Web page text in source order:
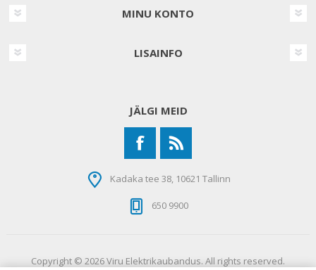
MINU KONTO
LISAINFO
JÄLGI MEID
Kadaka tee 38, 10621 Tallinn
650 9900
Copyright © 2026 Viru Elektrikaubandus. All rights reserved.